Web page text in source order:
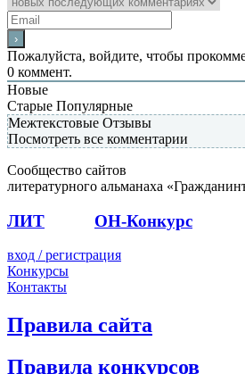
Пожалуйста, войдите, чтобы
0 коммент.
Новые
Старые Популярные
Межтекстовые Отзывы
Посмотреть все комментарии
Сообщество сайтов
литературного альманаха
ЛИТ ОН-Конкурс
вход / регистрация
Конкурсы
Контакты
Правила сайта
Правила конкурсов